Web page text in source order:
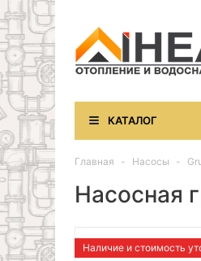
КАТАЛОГ
Главная Насосы
Насосная
Наличие и стоимость